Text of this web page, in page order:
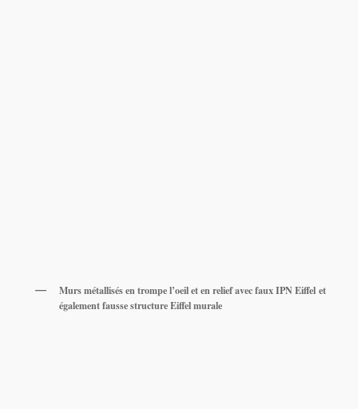
Murs métallisés en trompe l’oeil et en relief avec faux IPN Eiffel et
également fausse structure Eiffel murale